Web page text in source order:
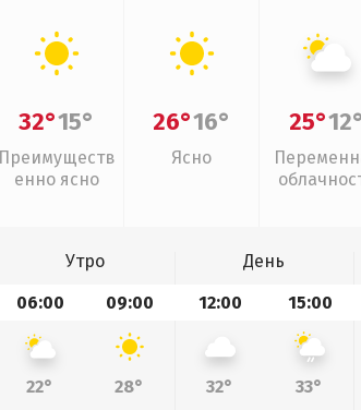
32°15°
Преимуществ
енно ясно
26°16°
Ясно
25°12°
Утро День
06:00 09:00 12:00 15:00
22° 28° 32° 33°